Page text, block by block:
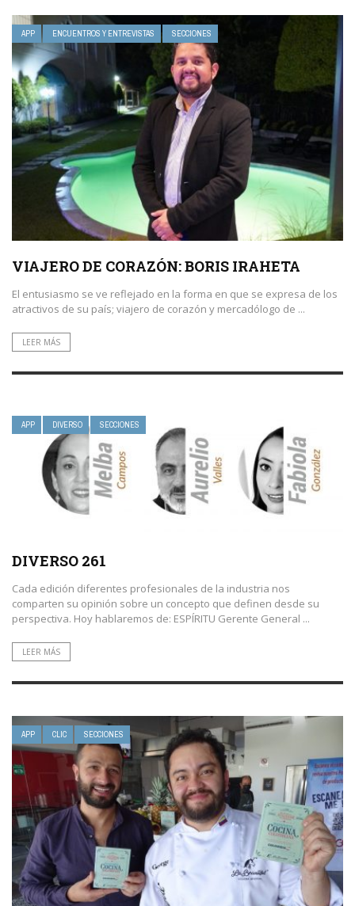
APP ENCUENTROS Y ENTREVISTAS SECCIONES
VIAJERO DE CORAZÓN: BORIS IRAHETA
El entusiasmo se ve reflejado en la forma en que se expresa de los
atractivos de su país; viajero de corazón y mercadólogo de ...
LEER MÁS
APP DIVERSO SECCIONES
DIVERSO 261
Cada edición diferentes profesionales de la industria nos
comparten su opinión sobre un concepto que definen desde su
perspectiva. Hoy hablaremos de: ESPÍRITU Gerente General ...
LEER MÁS
APP CLIC SECCIONES